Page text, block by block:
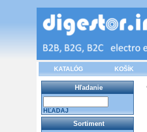
KATALÓG KOŠÍK
Hľadanie
HĽADAJ
Sortiment